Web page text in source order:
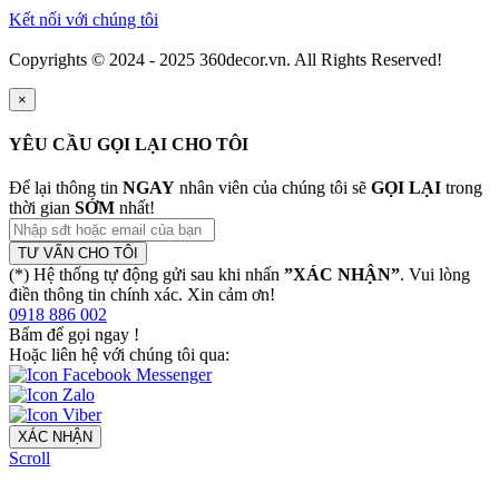
Kết nối với chúng tôi
Copyrights © 2024 - 2025 360decor.vn. All Rights Reserved!
×
YÊU CẦU GỌI LẠI CHO TÔI
Để lại thông tin NGAY nhân viên của chúng tôi sẽ GỌI LẠI trong
thời gian SỚM nhất!
TƯ VẤN CHO TÔI
(*) Hệ thống tự động gửi sau khi nhấn ”XÁC NHẬN”. Vui lòng
điền thông tin chính xác. Xin cảm ơn!
0918 886 002
Bấm để gọi ngay !
Hoặc liên hệ với chúng tôi qua:
XÁC NHẬN
Scroll